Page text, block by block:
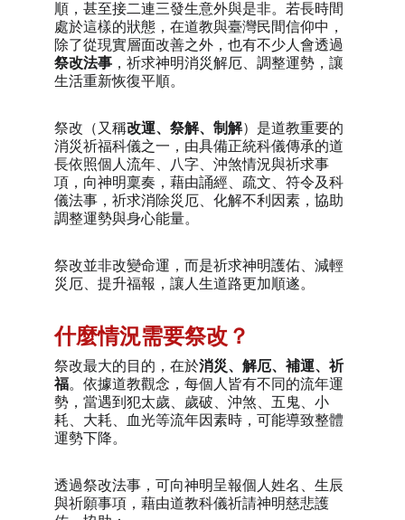
順，甚至接二連三發生意外與是非。若長時間
處於這樣的狀態，在道教與臺灣民間信仰中，
除了從現實層面改善之外，也有不少人會透過
祭改法事 ，祈求神明消災解厄、調整運勢，讓
生活重新恢復平順。
祭改（又稱改運、祭解、制解）是道教重要的
消災祈福科儀之一，由具備正統科儀傳承的道
長依照個人流年、八字、沖煞情況與祈求事
項，向神明稟奏，藉由誦經、疏文、符令及科
儀法事，祈求消除災厄、化解不利因素，協助
調整運勢與身心能量。
祭改並非改變命運，而是祈求神明護佑、減輕
災厄、提升福報，讓人生道路更加順遂。
什麼情況需要祭改？
祭改最大的目的，在於消災、解厄、補運、祈
福。依據道教觀念，每個人皆有不同的流年運
勢，當遇到犯太歲、歲破、沖煞、五鬼、小
耗、大耗、血光等流年因素時，可能導致整體
運勢下降。
透過祭改法事，可向神明呈報個人姓名、生辰
與祈願事項，藉由道教科儀祈請神明慈悲護